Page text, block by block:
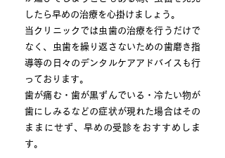
したら早めの治療を心掛けましょう。
当クリニックでは虫歯の治療を行うだけで
なく、虫歯を繰り返さないための歯磨き指
導等の日々のデンタルケアアドバイスも行
っております。
歯が痛む・歯が黒ずんでいる・冷たい物が
歯にしみるなどの症状が現れた場合はその
ままにせず、早めの受診をおすすめしま
す。